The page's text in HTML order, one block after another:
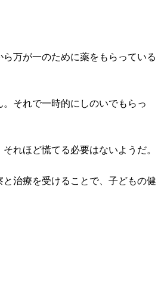
万が一のために薬をもらっている
それで一時的にしのいでもらっ
れほど慌てる必要はないようだ。
治療を受けることで、子どもの健